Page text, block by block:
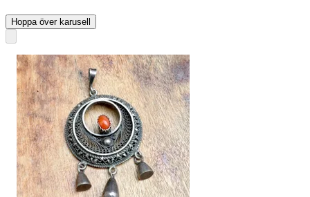
Hoppa över karusell